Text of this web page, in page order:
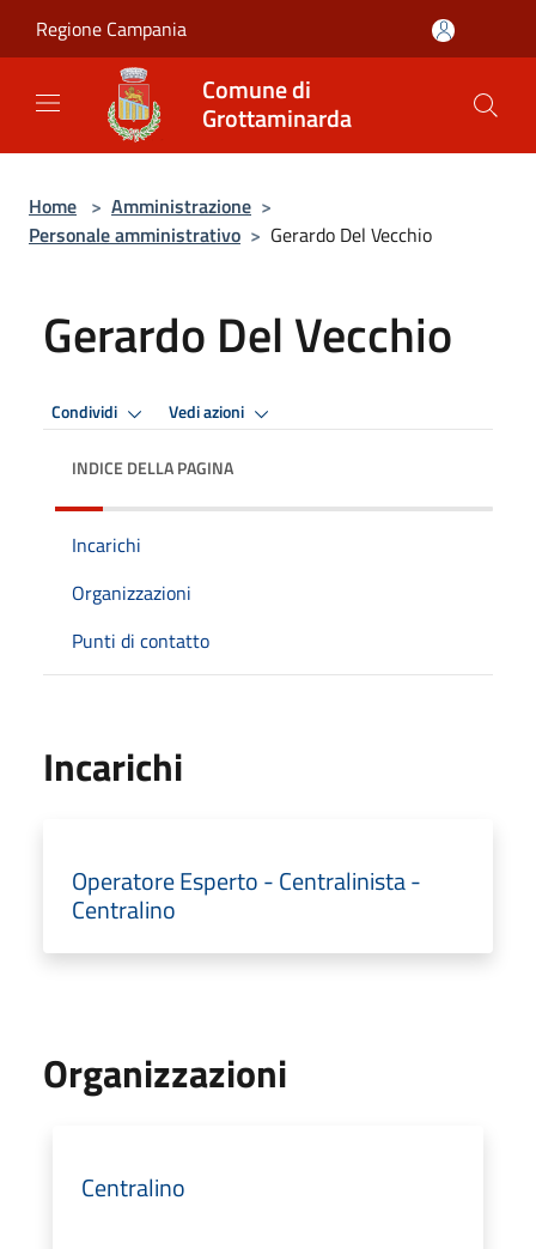
Regione Campania
Comune di
Grottaminarda
Home > Amministrazione >
Personale amministrativo > Gerardo Del Vecchio
Gerardo Del Vecchio
Condividi Vedi azioni
INDICE DELLA PAGINA
Incarichi
Organizzazioni
Punti di contatto
Incarichi
Operatore Esperto - Centralinista -
Centralino
Organizzazioni
Centralino